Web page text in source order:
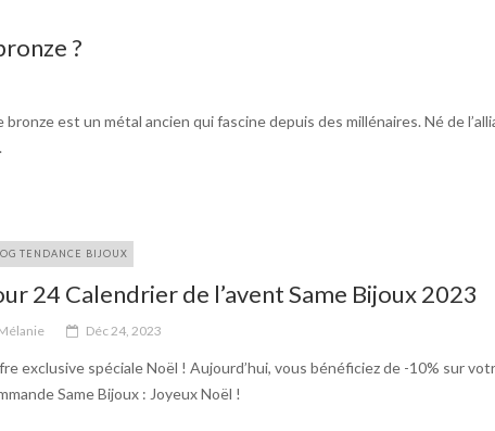
?
est un métal ancien qui fascine depuis des millénaires. Né de
TENDANCE BIJOUX
24 Calendrier de l’avent Same Bijoux 2023
Déc 24, 2023
exclusive spéciale Noël ! Aujourd’hui, vous bénéficiez de -10% sur
Same Bijoux : Joyeux Noël !